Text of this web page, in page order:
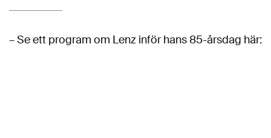
– Se ett program om Lenz inför hans 85-årsdag här: